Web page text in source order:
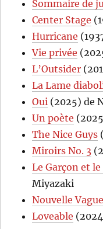
Sommaire de
Center Stage
Hurricane
Vie privée
L’Outsider
La Lame
Oui (2025) de
Un poète
The Nice Guys
Miroirs No. 3
Le Garçon et
Miyazaki
Nouvelle Vague
Loveable